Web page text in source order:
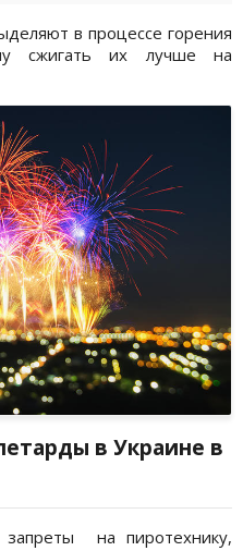
в процессе горения
сжигать их лучше на
в Украине в
на пиротехнику,